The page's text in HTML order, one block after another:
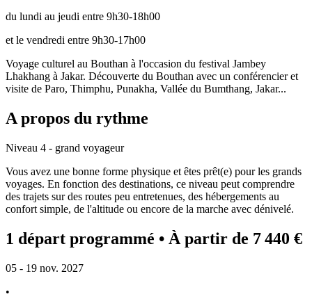
du lundi au jeudi entre 9h30-18h00
et le vendredi entre 9h30-17h00
Voyage culturel au Bouthan à l'occasion du festival Jambey
Lhakhang à Jakar. Découverte du Bouthan avec un conférencier et
visite de Paro, Thimphu, Punakha, Vallée du Bumthang, Jakar...
A propos du rythme
Niveau 4 - grand voyageur
Vous avez une bonne forme physique et êtes prêt(e) pour les grands
voyages. En fonction des destinations, ce niveau peut comprendre
des trajets sur des routes peu entretenues, des hébergements au
confort simple, de l'altitude ou encore de la marche avec dénivelé.
1 départ programmé • À partir de 7 440 €
05 - 19 nov. 2027
•